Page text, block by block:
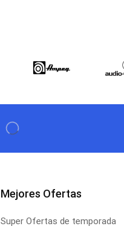
Mejores Ofertas
Super Ofertas de temporada